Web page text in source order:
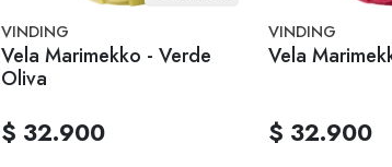
VINDING
Vela Marimekko - Verde
Oliva
$ 32.900
VINDING
Vela
$ 32.900